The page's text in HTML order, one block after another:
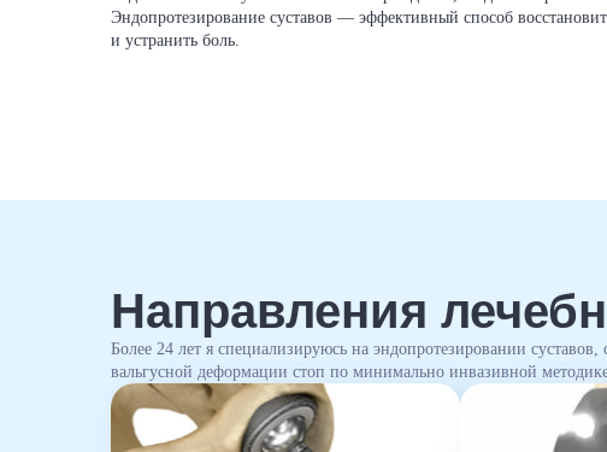
Эндопротезирование суставов — эффективный способ
и устранить боль.
Направления
Более 24 лет я специализируюсь на эндопротезировании
вальгусной деформации стоп по минимально инвазивной